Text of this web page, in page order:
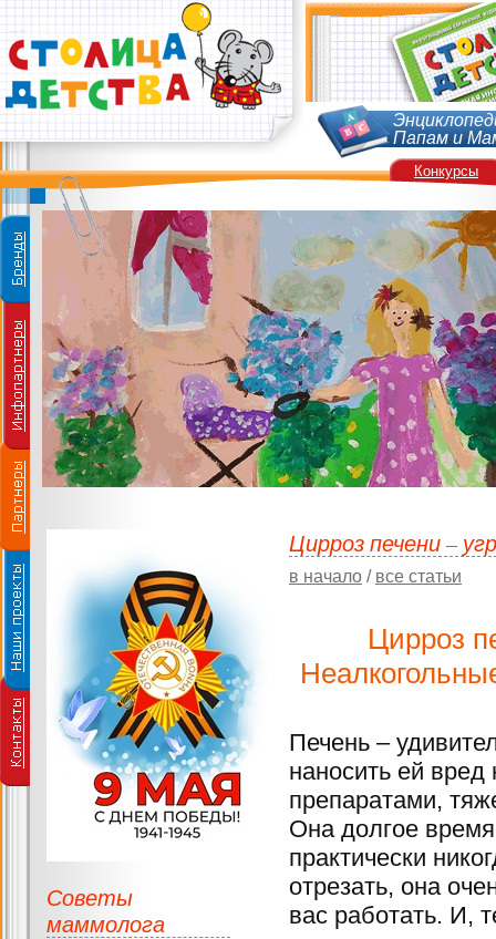
Папам и
Цирроз печени –
в начало / все статьи
Цирроз
Печень –
наносить ей
препаратами,
Она долгое
практически
отрезать, она
вас работать. И,
Советы
маммолога
Конкурсы